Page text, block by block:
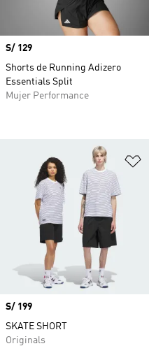
Precio
S/ 129
Shorts de Running Adizero
Essentials Split
Mujer Performance
Precio
S/ 199
SKATE SHORT
Originals